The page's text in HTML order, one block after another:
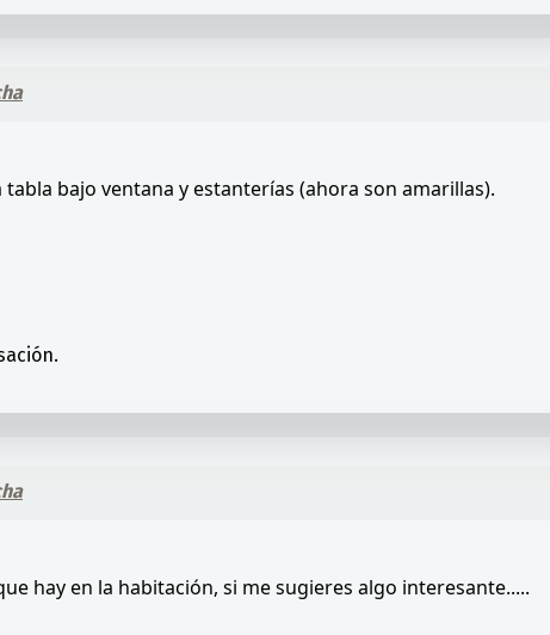
bajo ventana y estanterías (ahora son amarillas).
hay en la habitación, si me sugieres algo interesante.....